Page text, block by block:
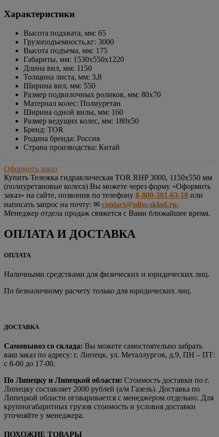
Характеристики
Высота подхвата, мм: 65
Грузоподъемность,кг: 3000
Высота подъема, мм: 175
Габариты, мм: 1530х550х1220
Длина вил, мм: 1150
Толщина листа, мм: 3,8
Ширина вил, мм: 550
Размер подвилочных роликов, мм: 80х70
Материал колес: Полиуретан
Ширина одной вилы, мм: 160
Размер ведущих колес, мм: 180х50
Бренд: TOR
Родина бренда: Россия
Страна производства: Китай
Оформить заказ
Купить Тележка гидравлическая TOR RHP 3000, 1150х550 мм
(полиуретановые колеса) Вы можете через форму «Оформить
заказ» на сайте, позвонив по телефону 8-800-301-63-10 или
написать запрос на почту: ✉ contact@uliss-sklad.ru.
Менеджер отдела продаж свяжется с Вами ближайшее время.
ОПЛАТА И ДОСТАВКА
ОПЛАТА
Наличными средствами для физических и юридических лиц.
По безналичному расчету только для юридических лиц.
ДОСТАВКА
Самовывоз со склада: Вы можете самостоятельно забрать
ваш заказ по адресу: г. Липецк, ул. Металлургов, д.9, ПН – ПТ:
с 8-00 до 17-00.
По Липецку и Липецкой области: Стоимость доставки по г.
Липецку составляет 2000 рублей (а/м Газель). Доставка по
Липецкой области оговаривается с менеджером отдельно. Для
крупногабаритных грузов стоимость и условия доставки
уточняйте у менеджера.
ПОХОЖИЕ ТОВАРЫ